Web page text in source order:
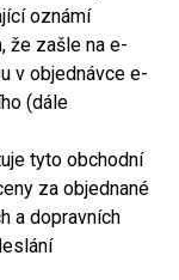
oznámí
že zašle na e-
v objednávce e-
(dále
tyto obchodní
za objednané
a dopravních